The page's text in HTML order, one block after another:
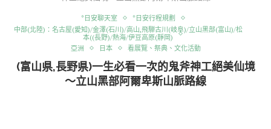
*日安聊天室
*日安行程規劃
中部(北陸)：名古屋(愛知)/金澤(石川)/高山,飛騨古川(岐阜)/立山黑部(富山)/松
本((長野)/熱海/伊豆高原(靜岡)
亞洲
日本 看展覽、祭典、文化活動
(富山県,長野県)一生必看一次的鬼斧神工絕美仙境
～立山黑部阿爾卑斯山脈路線